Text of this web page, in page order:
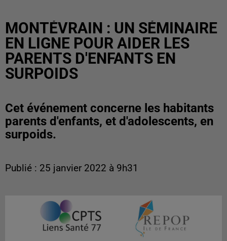
MONTÉVRAIN : UN SÉMINAIRE
EN LIGNE POUR AIDER LES
PARENTS D'ENFANTS EN
SURPOIDS
Cet événement concerne les habitants
parents d'enfants, et d'adolescents, en
surpoids.
Publié : 25 janvier 2022 à 9h31